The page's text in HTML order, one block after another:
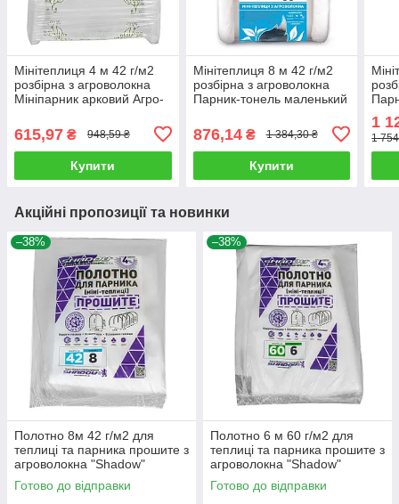
Мінітеплиця 4 м 42 г/м2
розбірна з агроволокна
Мініпарник арковий Агро-
маленький
615,97 ₴ 948,59 ₴
Купити
Мінітеплиця 8 м 42 г/м2
розбірна з агроволокна
Парник-тонель маленький
арковий
876,14₴ 1 384,30 ₴
Купити
1
1
Акційні пропозиції та новинки
–38%
Полотно 8м 42 г/м2 для
теплиці та парника прошите з
агроволокна "Shadow"
Готово до відправки
–38%
Полотно 6 м 60 г/м2 для
теплиці та парника прошите з
агроволокна "Shadow"
Готово до відправки